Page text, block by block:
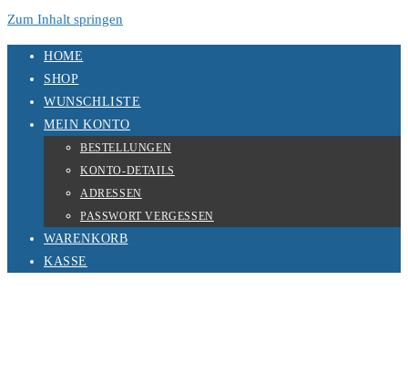
Zum Inhalt springen
HOME
SHOP
WUNSCHLISTE
MEIN KONTO
BESTELLUNGEN
KONTO-DETAILS
ADRESSEN
PASSWORT VERGESSEN
WARENKORB
KASSE